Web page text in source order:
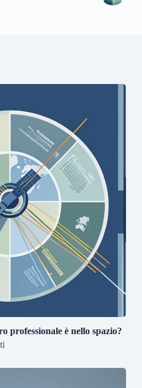
professionale è nello spazio?